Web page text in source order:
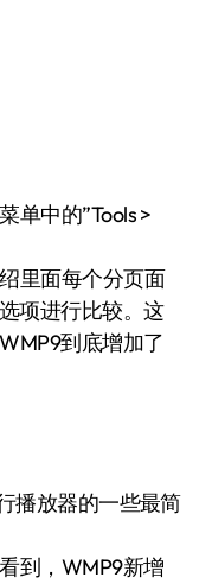
中的”Tools >
里面每个分页面
项进行比较。这
到底增加了
放器的一些最简
到，WMP9新增